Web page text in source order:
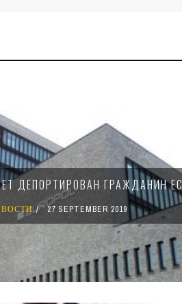
ДЕПОРТИРОВАН ГРАЖДАНИН ЕС
27 SEPTEMBER 2019